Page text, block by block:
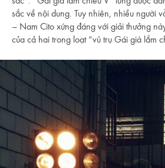
sắc về nội dung. Tuy nhiên, nhiều người
– Nam Cito xứng đáng với giải thưởng
của cả hai trong loạt “vũ trụ Gái già lắm